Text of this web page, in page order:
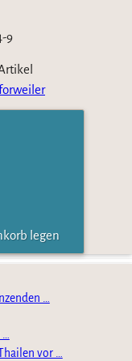
9
legen
…
…
vor …